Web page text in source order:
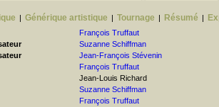
| Générique artistique | Tournage | Résumé |
François Truffaut
Suzanne Schiffman
Jean-François Stévenin
François Truffaut
Jean-Louis Richard
Suzanne Schiffman
François Truffaut